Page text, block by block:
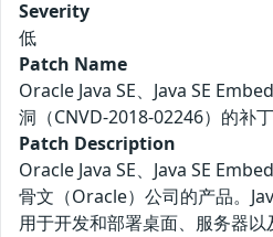
Severity
低
Patch Name
Oracle Java SE、Java SE
洞（CNVD-2018-02246）的补丁
Patch Description
Oracle Java SE、Java SE
骨文（Oracle）公司的产品。
用于开发和部署桌面、服务器